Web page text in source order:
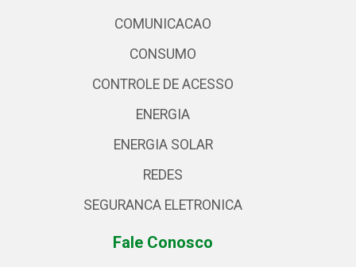
COMUNICACAO
CONSUMO
CONTROLE DE ACESSO
ENERGIA
ENERGIA SOLAR
REDES
SEGURANCA ELETRONICA
Fale Conosco